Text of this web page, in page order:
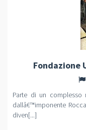
Fondazione
Parte di un complesso
dallâ€™imponente
diven[...]